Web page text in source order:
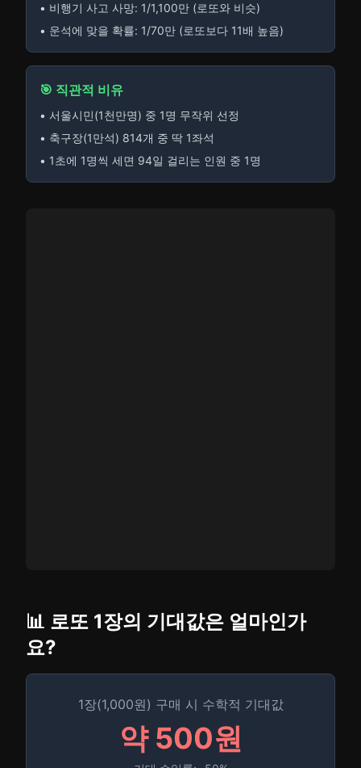
• 비행기 사고 사망: 1/1,100만 (로또와 비슷)
• 운석에 맞을 확률: 1/70만 (로또보다 11배 높음)
🎯 직관적 비유
• 서울시민(1천만명) 중 1명 무작위 선정
• 축구장(1만석) 814개 중 딱 1좌석
• 1초에 1명씩 세면 94일 걸리는 인원 중 1명
📊 로또 1장의 기대값은 얼마인가
요?
1장(1,000원) 구매 시 수학적 기대값
약 500원